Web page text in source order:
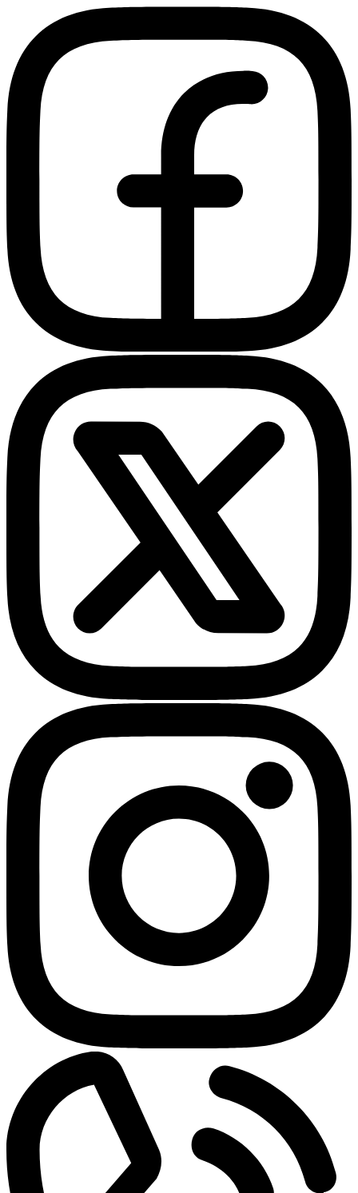
contenido